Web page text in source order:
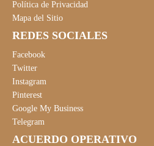
Política de Privacidad
Mapa del Sitio
REDES SOCIALES
Facebook
Twitter
Instagram
Pinterest
Google My Business
Telegram
ACUERDO OPERATIVO